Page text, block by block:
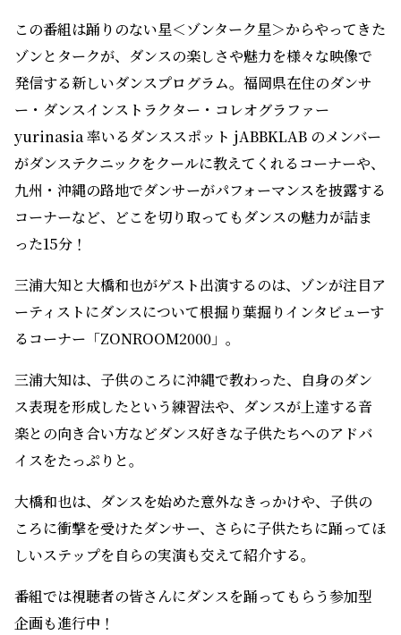
この番組は踊りのない星＜ゾンターク星＞からやってきた
ゾンとタークが、ダンスの楽しさや魅力を様々な映像で
発信する新しいダンスプログラム。福岡県在住のダンサ
ー・ダンスインストラクター・コレオグラファー
yurinasia 率いるダンススポット jABBKLAB のメンバー
がダンステクニックをクールに教えてくれるコーナーや、
九州・沖縄の路地でダンサーがパフォーマンスを披露する
コーナーなど、どこを切り取ってもダンスの魅力が詰ま
った15分！
三浦大知と大橋和也がゲスト出演するのは、ゾンが注目ア
ーティストにダンスについて根掘り葉掘りインタビューす
るコーナー「ZONROOM2000」。
三浦大知は、子供のころに沖縄で教わった、自身のダン
ス表現を形成したという練習法や、ダンスが上達する音
楽との向き合い方などダンス好きな子供たちへのアドバ
イスをたっぷりと。
大橋和也は、ダンスを始めた意外なきっかけや、子供の
ころに衝撃を受けたダンサー、さらに子供たちに踊ってほ
しいステップを自らの実演も交えて紹介する。
番組では視聴者の皆さんにダンスを踊ってもらう参加型
企画も進行中！